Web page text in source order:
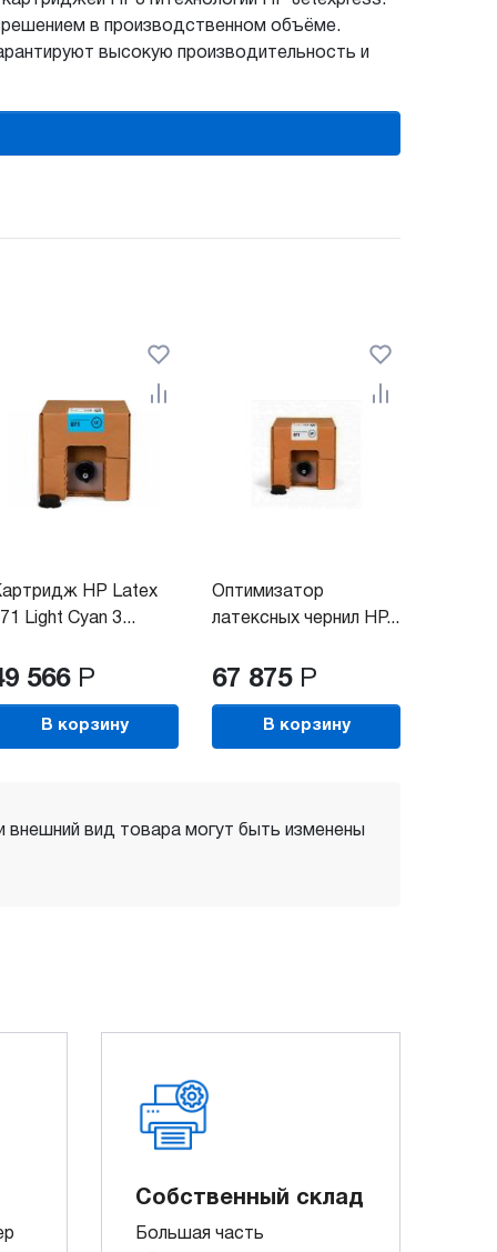
в производственном объёме.
высокую производительность и
HP Latex
Light Cyan 3...
566 Р
В корзину
Оптимизатор
латексных чернил HP...
67 875 Р
В корзину
внешний вид товара могут быть изменены
Собственный склад
Большая часть